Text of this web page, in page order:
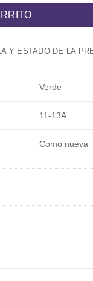
Y ESTADO DE LA
Verde
11-13A
Como nueva